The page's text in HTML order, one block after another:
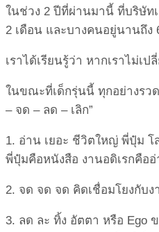
ในช่วง 2 ปีที่ผ่านมานี้ ที่บริษัท
2 เดือน และบางคนอยู่นานถึง
เราได้เรียนรู้ว่า หากเราไม่เ
ในขณะที่เด็กรุ่นนี้ ทุกอย่างรว
– จด – ลด – เลิก”
1. อ่าน เยอะ ชีวิตใหญ่ พี่ปุ๋ม โ
พี่ปุ๋มคือหนังสือ งานอดิเรกคือ
2. จด จด จด คิดเชื่อมโยงกับง
3. ลด ละ ทิ้ง อัตตา หรือ Ego